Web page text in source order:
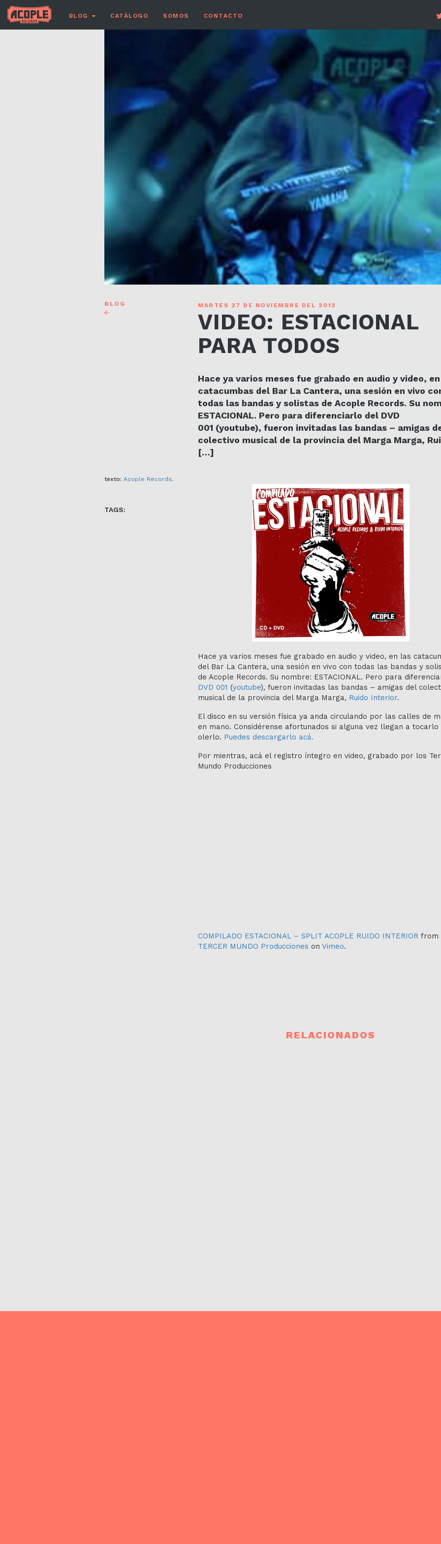
BLOG CATÁLOGO SOMOS CONTACTO
BLOG MARTES 27 DE NOVIEMBRE DEL 2012
VIDEO: ESTACIONAL
PARA TODOS
Hace ya varios meses fue grabado en audio y video,
catacumbas del Bar La Cantera, una sesión en vivo
todas las bandas y solistas de Acople Records. Su
ESTACIONAL. Pero para diferenciarlo del DVD
001 (youtube), fueron invitadas las bandas – amigas
colectivo musical de la provincia del Marga Marga,
[…]
texto: Acople Records.
TAGS:
Hace ya varios meses fue grabado en audio y video, en las
del Bar La Cantera, una sesión en vivo con todas las bandas y
de Acople Records. Su nombre: ESTACIONAL. Pero para
DVD 001 (youtube), fueron invitadas las bandas – amigas del
musical de la provincia del Marga Marga, Ruido Interior.
El disco en su versión física ya anda circulando por las calles de
en mano. Considérense afortunados si alguna vez llegan a tocarlo
olerlo. Puedes descargarlo acá.
Por mientras, acá el registro íntegro en video, grabado por los
Mundo Producciones
COMPILADO ESTACIONAL – SPLIT ACOPLE RUIDO INTERIOR from
TERCER MUNDO Producciones on Vimeo.
RELACIONADOS